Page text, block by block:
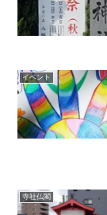
イベント
寺社仏閣